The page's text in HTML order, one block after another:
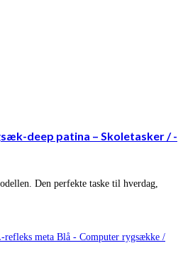
deep patina – Skoletasker / -
Den perfekte taske til hverdag,